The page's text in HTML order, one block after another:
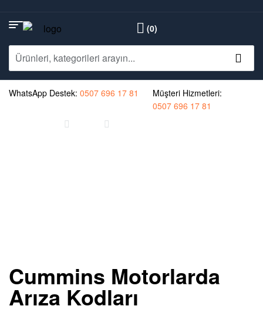
(0)
WhatsApp Destek: 0507 696 17 81
Müşteri Hizmetleri:
0507 696 17 81
Cummins Motorlarda
Arıza Kodları